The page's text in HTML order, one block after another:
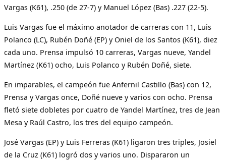
Vargas (K61), .250 (de 27-7) y Manuel López (Bas) .227 (22-5).
Luis Vargas fue el máximo anotador de carreras con 11, Luis
Polanco (LC), Rubén Doñé (EP) y Oniel de los Santos (K61), diez
cada uno. Prensa impulsó 10 carreras, Vargas nueve, Yandel
Martínez (K61) ocho, Luis Polanco y Rubén Doñé, siete.
En imparables, el campeón fue Anfernil Castillo (Bas) con 12,
Prensa y Vargas once, Doñé nueve y varios con ocho. Prensa
fletó siete dobletes por cuatro de Yandel Martínez, tres de Jean
Mesa y Raúl Castro, los tres del equipo campeón.
José Vargas (EP) y Luis Ferreras (K61) ligaron tres triples, Josiel
de la Cruz (K61) logró dos y varios uno. Dispararon un